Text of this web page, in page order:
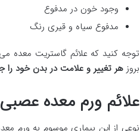
وجود خون در مدفوع
مدفوع سیاه و قیری رنگ
توجه کنید که علائم گاستریت معده
بروز هر تغییر و علامت در بدن خود را
علائم ورم معده عصبی